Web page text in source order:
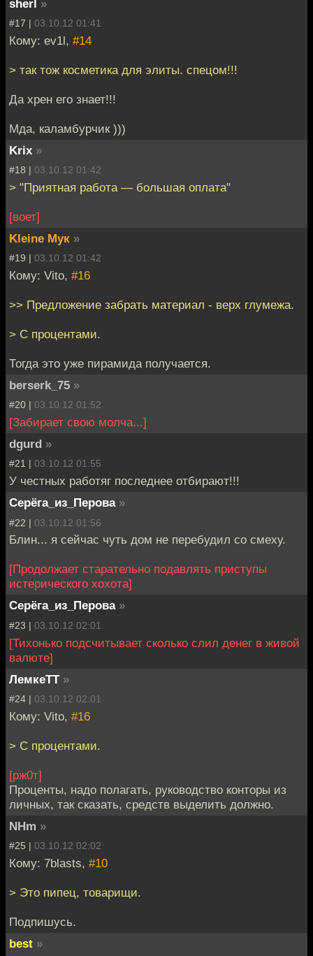
sherl »
#17 | 03.10.12 01:41
Кому: ev1l, #14
> так тож косметика для элиты. спецом!!!
Да хрен его знает!!!
Мда, каламбурчик )))
Krix »
#18 | 03.10.12 01:42
> "Приятная работа — большая оплата"
[воет]
Kleine Мук »
#19 | 03.10.12 01:42
Кому: Vito, #16
>> Предложение забрать материал - верх глумежа.
> С процентами.
Тогда это уже пирамида получается.
berserk_75 »
#20 | 03.10.12 01:52
[Забирает свою молча...]
dgurd »
#21 | 03.10.12 01:55
У честных работяг последнее отбирают!!!
Серёга_из_Перова »
#22 | 03.10.12 01:56
Блин... я сейчас чуть дом не перебудил со смеху.
[Продолжает старательно подавлять приступы
истерического хохота]
Серёга_из_Перова »
#23 | 03.10.12 02:01
[Тихонько подсчитывает сколько слил денег в живой
валюте]
ЛемкеТТ »
#24 | 03.10.12 02:01
Кому: Vito, #16
> С процентами.
[рж0т]
Проценты, надо полагать, руководство конторы из
личных, так сказать, средств выделить должно.
NHm »
#25 | 03.10.12 02:02
Кому: 7blasts, #10
> Это пипец, товарищи.
Подпишусь.
best »